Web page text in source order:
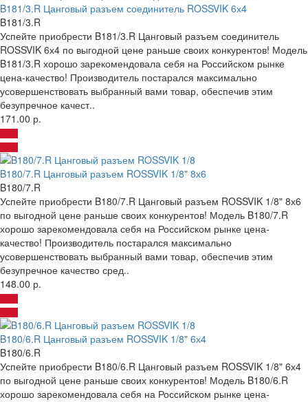
B181/3.R Цанговый разъем соединитель ROSSVIK 6х4
B181/3.R
Успейте приобрести B181/3.R Цанговый разъем соединитель
ROSSVIK 6х4 по выгодной цене раньше своих конкурентов! Модель
B181/3.R хорошо зарекомендовала себя на Российском рынке
цена-качество! Производитель постарался максимально
усовершенствовать выбранный вами товар, обеспечив этим
безупречное качест..
171.00 р.
B180/7.R Цанговый разъем ROSSVIK 1/8" 8х6
B180/7.R
Успейте приобрести B180/7.R Цанговый разъем ROSSVIK 1/8" 8х6
по выгодной цене раньше своих конкурентов! Модель B180/7.R
хорошо зарекомендовала себя на Российском рынке цена-
качество! Производитель постарался максимально
усовершенствовать выбранный вами товар, обеспечив этим
безупречное качество сред..
148.00 р.
B180/6.R Цанговый разъем ROSSVIK 1/8" 6х4
B180/6.R
Успейте приобрести B180/6.R Цанговый разъем ROSSVIK 1/8" 6х4
по выгодной цене раньше своих конкурентов! Модель B180/6.R
хорошо зарекомендовала себя на Российском рынке цена-